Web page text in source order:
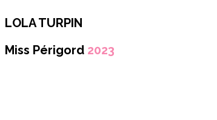
LOLA TURPIN
Miss Périgord 2023